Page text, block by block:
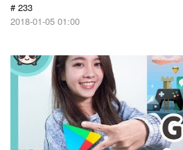
# 233
2018-01-05 01:00